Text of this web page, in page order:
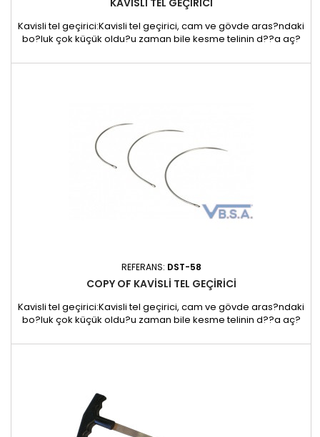
Kavisli tel geçirici:Kavisli tel geçirici, cam ve gövde aras?ndaki
bo?luk çok küçük oldu?u zaman bile kesme telinin d??a aç?
lar.özellikle gelenekseltel geçiricilerinin kullan?lmas?n?n zor
REFERANS: DST-58
COPY OF KAVISLI TEL GEÇIRICI
Kavisli tel geçirici:Kavisli tel geçirici, cam ve gövde aras?ndaki
bo?luk çok küçük oldu?u zaman bile kesme telinin d??a aç?
lar.özellikle gelenekseltel geçiricilerinin kullan?lmas?n?n zor